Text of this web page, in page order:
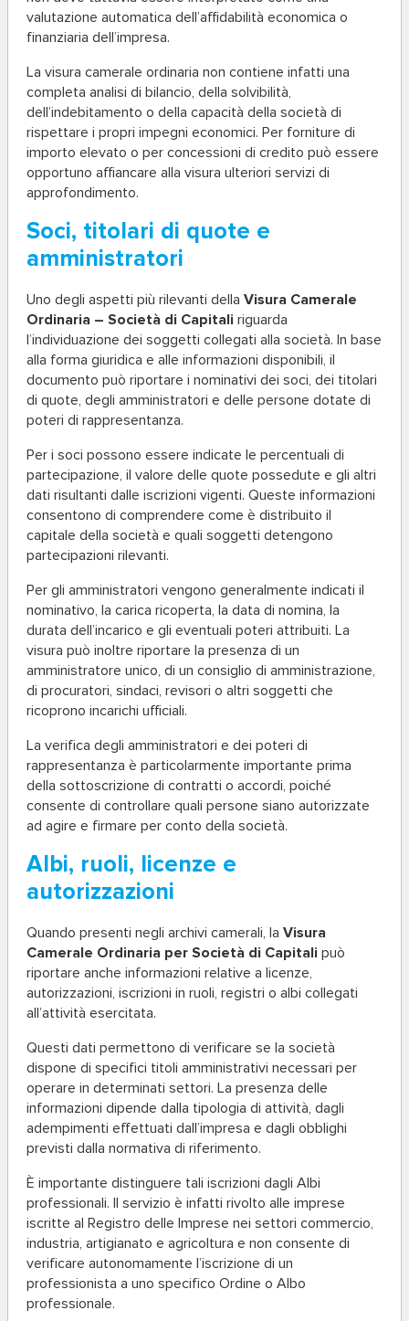
valutazione automatica dell’affidabilità economica o
finanziaria dell’impresa.
La visura camerale ordinaria non contiene infatti una
completa analisi di bilancio, della solvibilità,
dell’indebitamento o della capacità della società di
rispettare i propri impegni economici. Per forniture di
importo elevato o per concessioni di credito può essere
opportuno affiancare alla visura ulteriori servizi di
approfondimento.
Soci, titolari di quote e
amministratori
Uno degli aspetti più rilevanti della Visura Camerale
Ordinaria – Società di Capitali riguarda
l’individuazione dei soggetti collegati alla società. In base
alla forma giuridica e alle informazioni disponibili, il
documento può riportare i nominativi dei soci, dei titolari
di quote, degli amministratori e delle persone dotate di
poteri di rappresentanza.
Per i soci possono essere indicate le percentuali di
partecipazione, il valore delle quote possedute e gli altri
dati risultanti dalle iscrizioni vigenti. Queste informazioni
consentono di comprendere come è distribuito il
capitale della società e quali soggetti detengono
partecipazioni rilevanti.
Per gli amministratori vengono generalmente indicati il
nominativo, la carica ricoperta, la data di nomina, la
durata dell’incarico e gli eventuali poteri attribuiti. La
visura può inoltre riportare la presenza di un
amministratore unico, di un consiglio di amministrazione,
di procuratori, sindaci, revisori o altri soggetti che
ricoprono incarichi ufficiali.
La verifica degli amministratori e dei poteri di
rappresentanza è particolarmente importante prima
della sottoscrizione di contratti o accordi, poiché
consente di controllare quali persone siano autorizzate
ad agire e firmare per conto della società.
Albi, ruoli, licenze e
autorizzazioni
Quando presenti negli archivi camerali, la Visura
Camerale Ordinaria per Società di Capitali può
riportare anche informazioni relative a licenze,
autorizzazioni, iscrizioni in ruoli, registri o albi collegati
all’attività esercitata.
Questi dati permettono di verificare se la società
dispone di specifici titoli amministrativi necessari per
operare in determinati settori. La presenza delle
informazioni dipende dalla tipologia di attività, dagli
adempimenti effettuati dall’impresa e dagli obblighi
previsti dalla normativa di riferimento.
È importante distinguere tali iscrizioni dagli Albi
professionali. Il servizio è infatti rivolto alle imprese
iscritte al Registro delle Imprese nei settori commercio,
industria, artigianato e agricoltura e non consente di
verificare autonomamente l’iscrizione di un
professionista a uno specifico Ordine o Albo
professionale.